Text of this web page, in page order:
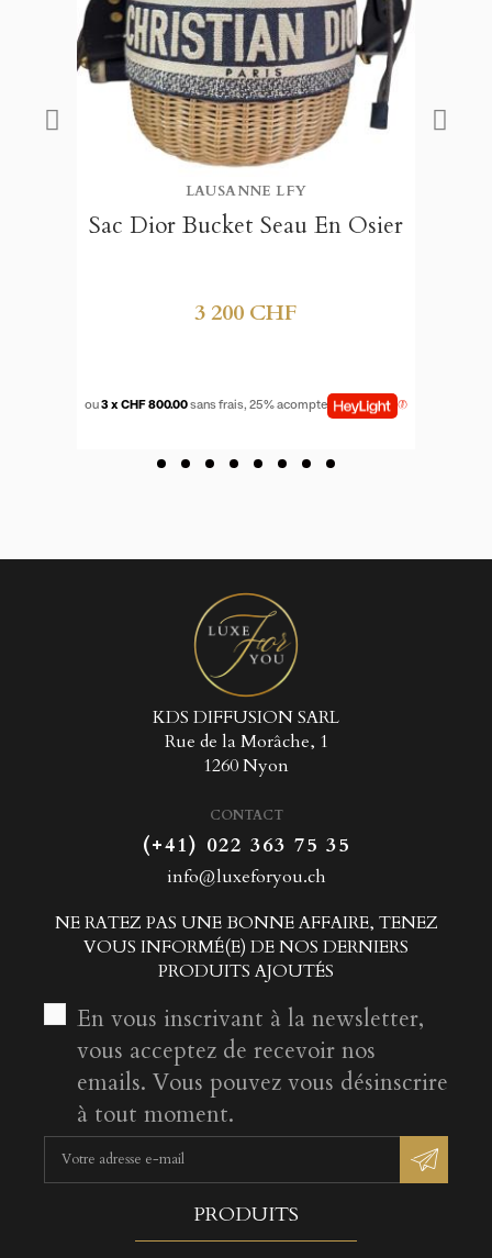
LAUSANNE LFY
Sac Dior Bucket Seau En Osier
3 200 CHF
ou3 x CHF 800.00sans frais, 25% acompte
KDS DIFFUSION SARL
Rue de la Morâche, 1
1260 Nyon
CONTACT
(+41) 022 363 75 35
info@luxeforyou.ch
NE RATEZ PAS UNE BONNE AFFAIRE, TENEZ
VOUS INFORMÉ(E) DE NOS DERNIERS
PRODUITS AJOUTÉS
En vous inscrivant à la newsletter,
vous acceptez de recevoir nos
emails. Vous pouvez vous désinscrire
à tout moment.
PRODUITS
CONNEXION
((CANCELTEXT))